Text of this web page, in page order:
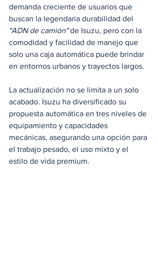
demanda creciente de usuarios que
buscan la legendaria durabilidad del
"ADN de camión" de Isuzu, pero con la
comodidad y facilidad de manejo que
solo una caja automática puede brindar
en entornos urbanos y trayectos largos.
La actualización no se limita a un solo
acabado. Isuzu ha diversificado su
propuesta automática en tres niveles de
equipamiento y capacidades
mecánicas, asegurando una opción para
el trabajo pesado, el uso mixto y el
estilo de vida premium.